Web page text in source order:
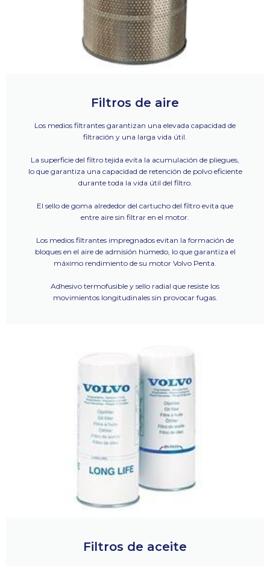
Filtros de aire
Los medios filtrantes garantizan una elevada capacidad de
filtración y una larga vida útil.
La superficie del filtro tejida evita la acumulación de pliegues,
lo que garantiza una capacidad de retención de polvo eficiente
durante toda la vida útil del filtro.
El sello de goma alrededor del cartucho del filtro evita que
entre aire sin filtrar en el motor.
Los medios filtrantes impregnados evitan la formación de
bloques en el aire de admisión húmedo, lo que garantiza el
máximo rendimiento de su motor Volvo Penta.
Adhesivo termofusible y sello radial que resiste los
movimientos longitudinales sin provocar fugas.
Filtros de aceite